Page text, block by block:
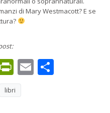
di Mary Westmacott? E se
PrintFriendly
Email
libri